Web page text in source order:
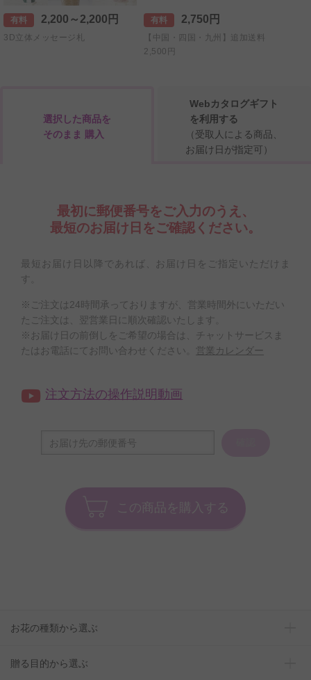
有料 2,200～2,200円
3D立体メッセージ札
有料 2,750円
【中国・四国・九州】追加送料
2,500円
選択した商品を
そのまま 購入
Webカタログギフト
を利用する
（受取人による商品、
お届け日が指定可）
最初に郵便番号をご入力のうえ、
最短のお届け日をご確認ください。
最短お届け日以降であれば、お届け日をご指定いただけま
す。
※ご注文は24時間承っておりますが、営業時間外にいただい
たご注文は、翌営業日に順次確認いたします。
※お届け日の前倒しをご希望の場合は、チャットサービスま
たはお電話にてお問い合わせください。
営業カレンダー
注文方法の操作説明動画
この商品を購入する
お花の種類から選ぶ
贈る目的から選ぶ